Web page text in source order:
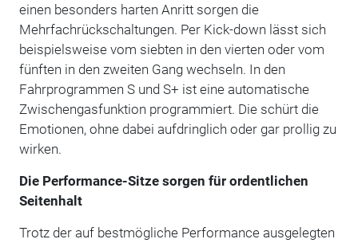
einen besonders harten Anritt sorgen die
Mehrfachrückschaltungen. Per Kick-down lässt sich
beispielsweise vom siebten in den vierten oder vom
fünften in den zweiten Gang wechseln. In den
Fahrprogrammen S und S+ ist eine automatische
Zwischengasfunktion programmiert. Die schürt die
Emotionen, ohne dabei aufdringlich oder gar prollig zu
wirken.
Die Performance-Sitze sorgen für ordentlichen
Seitenhalt
Trotz der auf bestmögliche Performance ausgelegten